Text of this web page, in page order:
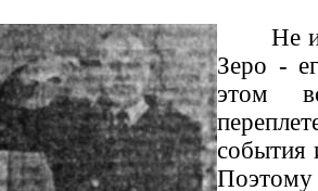
Не
Зеро -
этом
события
Поэтому